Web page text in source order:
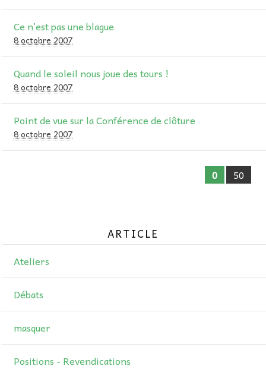
Ce n’est pas une blague
8 octobre 2007
Quand le soleil nous joue des tours !
8 octobre 2007
Point de vue sur la Conférence de clôture
8 octobre 2007
0 50
article
Ateliers
Débats
masquer
Positions - Revendications